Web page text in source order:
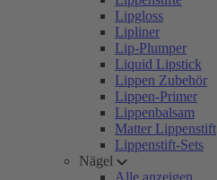
Lipgloss
Lipliner
Lip-Plumper
Liquid Lipstick
Lippen Zubehör
Lippen-Primer
Lippenbalsam
Matter Lippenstift
Lippenstift-Sets
Nägel
Alle anzeigen